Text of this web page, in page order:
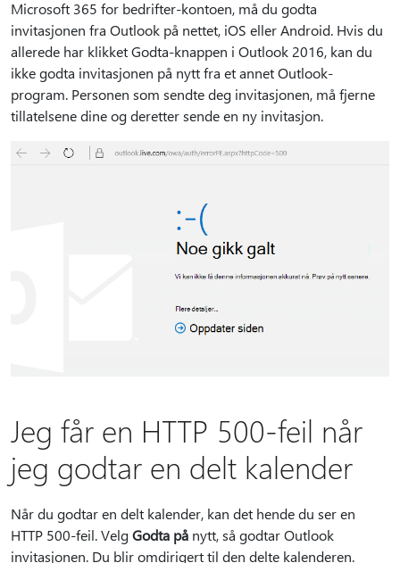
Microsoft 365 for bedrifter-kontoen, må du godta
invitasjonen fra Outlook på nettet, iOS eller Android. Hvis du
allerede har klikket Godta-knappen i Outlook 2016, kan du
ikke godta invitasjonen på nytt fra et annet Outlook-
program. Personen som sendte deg invitasjonen, må fjerne
tillatelsene dine og deretter sende en ny invitasjon.
Jeg får en HTTP 500-feil når
jeg godtar en delt kalender
Når du godtar en delt kalender, kan det hende du ser en
HTTP 500-feil. VelgGodta på nytt, så godtar Outlook
invitasjonen. Du blir omdirigert til den delte kalenderen.